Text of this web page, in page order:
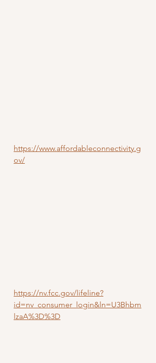
https://www.affordableconnectivity.g
ov/
https://nv.fcc.gov/lifeline?
id=nv_consumer_login&ln=U3Bhbm
lzaA%3D%3D